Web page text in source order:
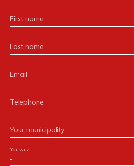
First name
Last name
Email
Telephone
Your municipality
-
You wish